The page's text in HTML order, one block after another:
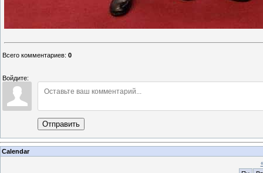
Всего комментариев: 0
Войдите:
Отправить
Calendar